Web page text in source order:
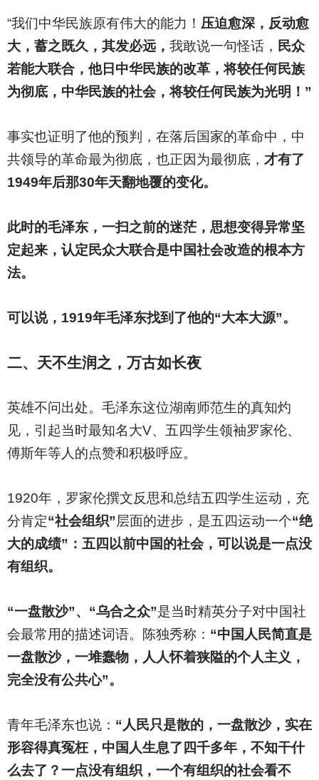
“我们中华民族原有伟大的能力！ 压迫愈深，反动愈
大，蓄之既久，其发必远， 我敢说一句怪话， 民众
若能大联合，他日中华民族的改革，将较任何民族
为彻底，中华民族的社会，将较任何民族为光明！”
事实也证明了他的预判，在落后国家的革命中，中
共领导的革命最为彻底，也正因为最彻底， 才有了
1949年后那30年天翻地覆的变化。
此时的毛泽东，一扫之前的迷茫，思想变得异常坚
定起来，认定民众大联合是中国社会改造的根本方
法。
可以说，1919年毛泽东找到了他的“大本大源”。
二、天不生润之，万古如长夜
英雄不问出处。毛泽东这位湖南师范生的真知灼
见，引起当时最知名大V、五四学生领袖罗家伦、
傅斯年等人的点赞和积极呼应。
1920年，罗家伦撰文反思和总结五四学生运动，充
分肯定“社会组织”层面的进步，是五四运动一个“绝
大的成绩”：五四以前中国的社会，可以说是一点没
有组织。
“一盘散沙”、“乌合之众”是当时精英分子对中国社
会最常用的描述词语。陈独秀称： “中国人民简直是
一盘散沙，一堆蠢物，人人怀着狭隘的个人主义，
完全没有公共心”。
青年毛泽东也说： “人民只是散的，一盘散沙，实在
形容得真冤枉，中国人生息了四千多年，不知干什
么去了？一点没有组织，一个有组织的社会看不